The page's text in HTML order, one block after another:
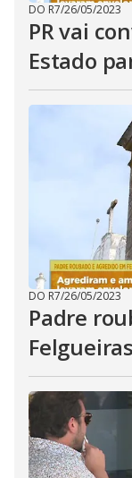
DO R7/26/05/2023
PR vai
Estado
DO R7/26/05/2023
Padre
Felgueiras